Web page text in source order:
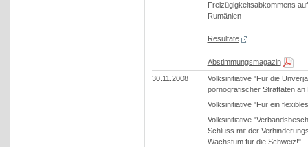
Freizügigkeitsabkommens
Rumänien
Resultate
Abstimmungsmagazin
30.11.2008
Volksinitiative "Für die
pornografischer Straftaten an
Volksinitiative "Für ein
Volksinitiative
Schluss mit der
Wachstum für die Schweiz!"